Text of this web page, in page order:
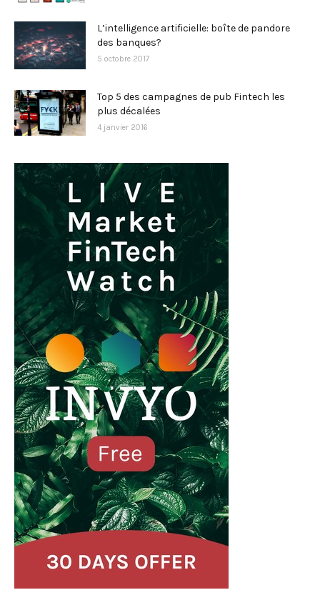
L’intelligence artificielle: boîte de pandore
des banques?
5 octobre 2017
Top 5 des campagnes de pub Fintech les
plus décalées
4 janvier 2016